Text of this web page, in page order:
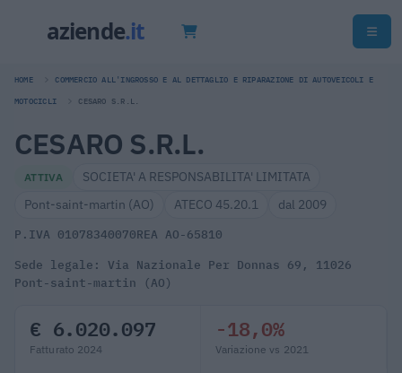
HOME COMMERCIO ALL'INGROSSO E AL DETTAGLIO E RIPARAZIONE DI AUTOVEICOLI E
MOTOCICLI CESARO S.R.L.
CESARO S.R.L.
ATTIVA
SOCIETA' A RESPONSABILITA' LIMITATA
Pont-saint-martin (AO)
ATECO 45.20.1 dal 2009
P.IVA 01078340070REA AO-65810
Sede legale: Via Nazionale Per Donnas 69, 11026
Pont-saint-martin (AO)
€ 6.020.097
Fatturato 2024
-18,0%
Variazione vs 2021